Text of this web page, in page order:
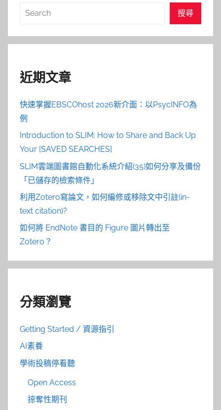
搜
搜尋
近期文章
快速掌握EBSCOhost 2026新介面：以PsycINFO為
例
Introduction to SLIM: How to Share and Back Up
Your [SAVED SEARCHES]
SLIM雲端圖書館自動化系統介紹(35)如何分享及備份
「已儲存的檢索條件」
利用Zotero寫論文，如何編修或移除文中引註(in-
text citation)?
如何將 EndNote 書目的 Figure 圖片轉出至
Zotero？
分類瀏覽
Getting Started / 資源指引
AI素養
學術投稿停看聽
Open Access
掠奪性期刊